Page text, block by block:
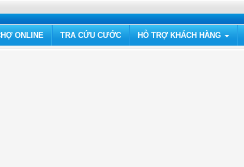
ONLINE TRA CỨU CƯỚC HỖ TRỢ KHÁCH HÀNG